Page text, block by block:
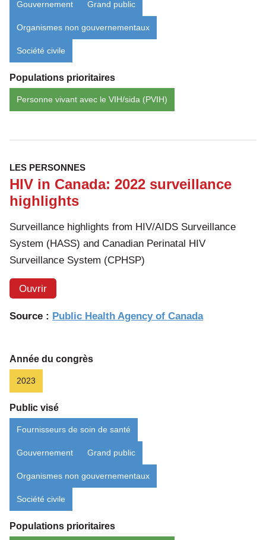
Gouvernement Grand public
Organismes non gouvernementaux
Société civile
Populations prioritaires
Personne vivant avec le VIH/sida (PVIH)
LES PERSONNES
HIV in Canada: 2022 surveillance
highlights
Surveillance highlights from HIV/AIDS Surveillance
System (HASS) and Canadian Perinatal HIV
Surveillance System (CPHSP)
Ouvrir
Source : Public Health Agency of Canada
Année du congrès
2023
Public visé
Fournisseurs de soin de santé
Gouvernement Grand public
Organismes non gouvernementaux
Société civile
Populations prioritaires